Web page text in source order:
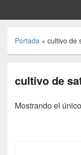
Portada » cultivo de
cultivo de
Mostrando el